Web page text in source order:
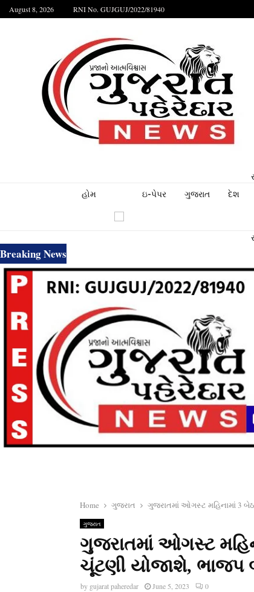
August 8, 2026 RNI No. GUJGUJ/2022/81940
હોમ ઇ-પેપર ગુજરાત દેશ
Breaking News
Home ગુજરાત ગુજરાતમાં ઓગસ્ટ મહિનામાં 3
ગુજરાત
ગુજરાતમાં ઓગસ્ટ
ચૂંટણી યોજાશે,
by gujarat paheredar June 5, 2023 0